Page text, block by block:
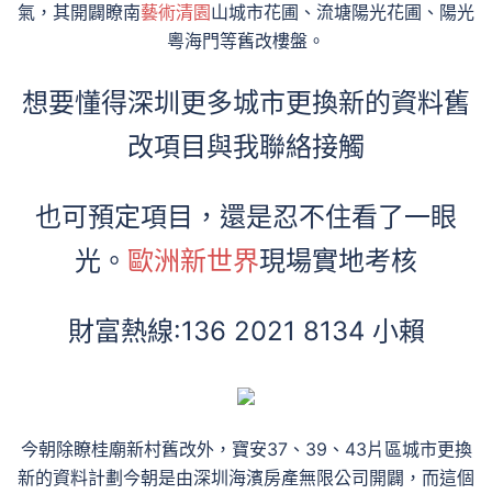
氣，其開闢瞭南藝術清園山城市花圃、流塘陽光花圃、陽光
粵海門等舊改樓盤。
想要懂得深圳更多城市更換新的資料舊
改項目與我聯絡接觸
也可預定項目，還是忍不住看了一眼
光。 歐洲新世界現場實地考核
財富熱線:136 2021 8134 小賴
今朝除瞭桂廟新村舊改外，寶安37、39、43片區城市更換
新的資料計劃今朝是由深圳海濱房產無限公司開闢，而這個